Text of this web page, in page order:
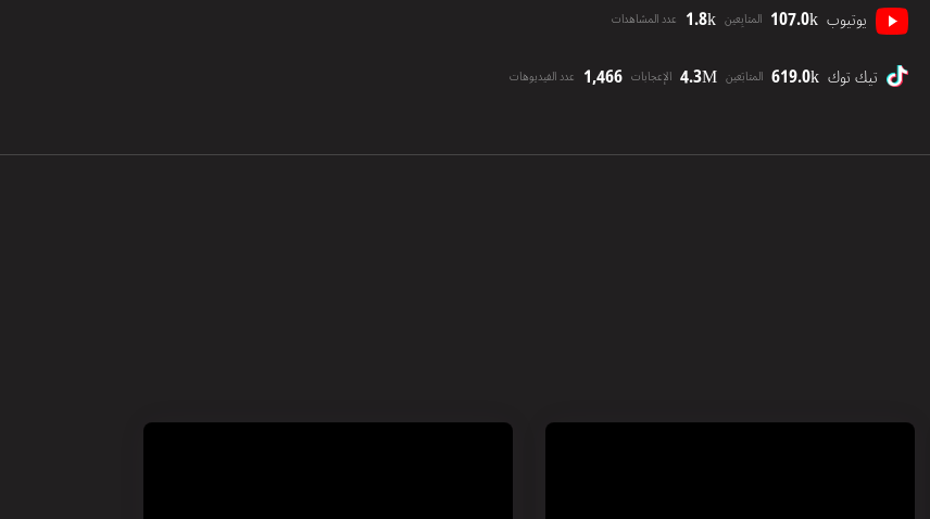
يوتيوب 107.0k المتابِعين 1.8k عدد المشاهدات
تيك توك 619.0k المتابَعين 4.3M الإعجابات 1,466 عدد الفيديوهات